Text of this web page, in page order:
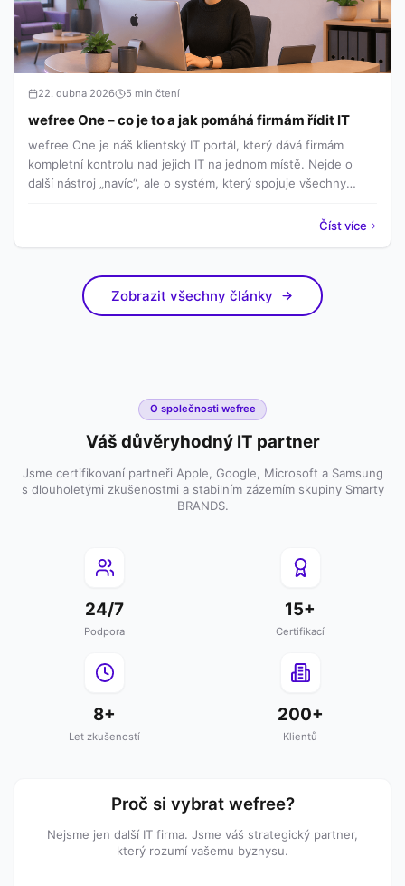
22. dubna 2026 5 min čtení
wefree One – co je to a jak pomáhá firmám řídit IT
wefree One je náš klientský IT portál, který dává firmám
kompletní kontrolu nad jejich IT na jednom místě. Nejde o
další nástroj „navíc“, ale o systém, který spojuje všechny
Číst více
Zobrazit všechny články
O společnosti wefree
Váš důvěryhodný IT partner
Jsme certifikovaní partneři Apple, Google, Microsoft a Samsung
s dlouholetými zkušenostmi a stabilním zázemím skupiny Smarty
BRANDS.
24/7
Podpora
15+
Certifikací
8+
Let zkušeností
200+
Klientů
Proč si vybrat wefree?
Nejsme jen další IT firma. Jsme váš strategický partner,
který rozumí vašemu byznysu.